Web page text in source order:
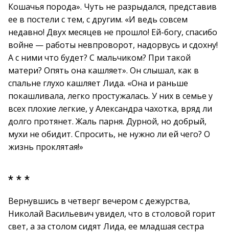
Кошачья порода». Чуть не разрыдался, представив
ее в постели с тем, с другим. «И ведь совсем
недавно! Двух месяцев не прошло! Ей-богу, спасибо
войне — работы невпроворот, надорвусь и сдохну!
А с ними что будет? С мальчиком? При такой
матери? Опять она кашляет». Он слышал, как в
спальне глухо кашляет Лида. «Она и раньше
покашливала, легко простужалась. У них в семье у
всех плохие легкие, у Александра чахотка, вряд ли
долго протянет. Жаль парня. Дурной, но добрый,
мухи не обидит. Спросить, не нужно ли ей чего? О
жизнь проклятая!»
* * *
Вернувшись в четверг вечером с дежурства,
Николай Васильевич увидел, что в столовой горит
свет, а за столом сидят Лида, ее младшая сестра